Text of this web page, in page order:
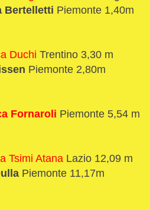
Bertelletti Piemonte 1,40m
Duchi Trentino 3,30 m
Piemonte 2,80m
Fornaroli Piemonte 5,54 m
Tsimi Atana Lazio 12,09 m
Piemonte 11,17m